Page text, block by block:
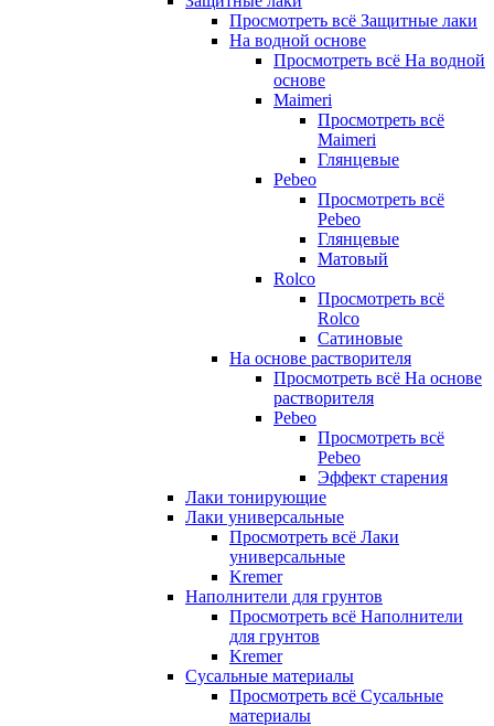
Просмотреть всё Защитные лаки
На водной основе
Просмотреть всё На водной
основе
Maimeri
Просмотреть всё
Maimeri
Глянцевые
Pebeo
Просмотреть всё
Pebeo
Глянцевые
Матовый
Rolco
Просмотреть всё
Rolco
Сатиновые
На основе растворителя
Просмотреть всё На основе
растворителя
Pebeo
Просмотреть всё
Pebeo
Эффект старения
Лаки тонирующие
Лаки универсальные
Просмотреть всё Лаки
универсальные
Kremer
Наполнители для грунтов
Просмотреть всё Наполнители
для грунтов
Kremer
Сусальные материалы
Просмотреть всё Сусальные
материалы